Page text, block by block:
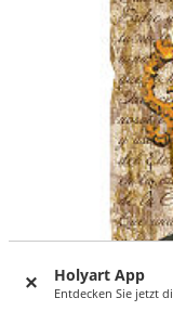
Holyart App
Entdecken Sie jetzt